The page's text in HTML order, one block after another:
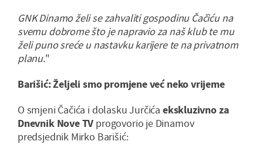
GNK Dinamo želi se zahvaliti gospodinu Čačiću na
svemu dobrome što je napravio za naš klub te mu
želi puno sreće u nastavku karijere te na privatnom
planu."
Barišić: Željeli smo promjene već neko vrijeme
O smjeni Čačića i dolasku Jurčića ekskluzivno za
Dnevnik Nove TV progovorio je Dinamov
predsjednik Mirko Barišić: